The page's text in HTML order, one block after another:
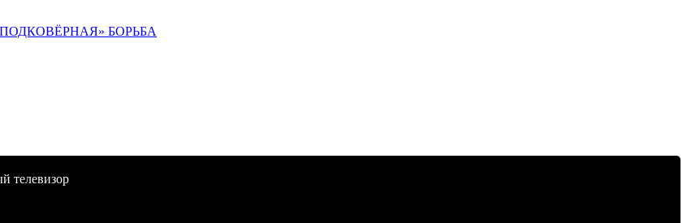
БОРЬБА
телевизор